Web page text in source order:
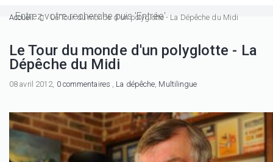
Accueil Le Tour du monde d'un polyglotte - La Dépêche du Midi
Le Tour du monde d'un polyglotte - La
Dépêche du Midi
08 avril 2012, 0 commentaires , La dépêche, Multilingue